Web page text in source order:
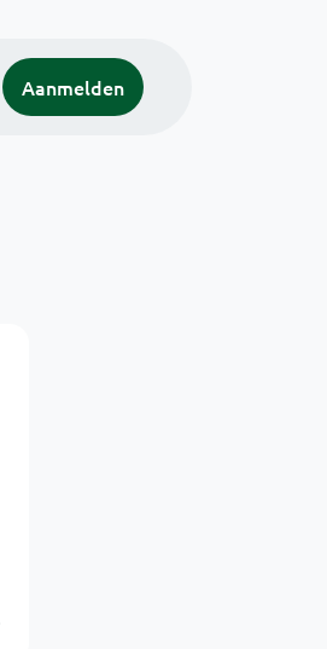
Aanmelden